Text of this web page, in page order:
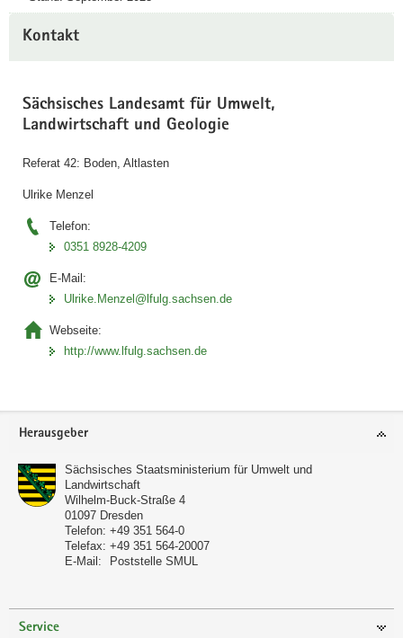
Kontakt
Sächsisches Landesamt für Umwelt,
Landwirtschaft und Geologie
Referat 42: Boden, Altlasten
Ulrike Menzel
Telefon:
0351 8928-4209
E-Mail:
Ulrike.Menzel@lfulg.sachsen.de
Webseite:
http://www.lfulg.sachsen.de
Footer-
Herausgeber
Sächsisches Staatsministerium für Umwelt und
Landwirtschaft
Wilhelm-Buck-Straße 4
01097 Dresden
Telefon: +49 351 564-0
Telefax: +49 351 564-20007
E-Mail:
Poststelle SMUL
Service